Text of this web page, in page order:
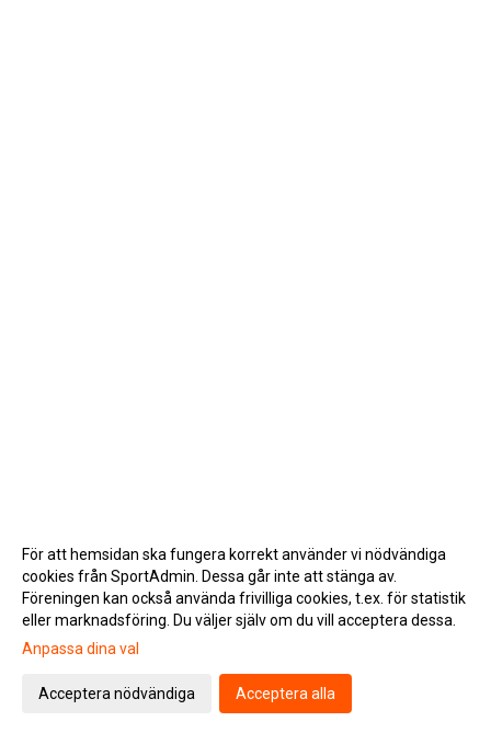
Gå till Webbversion
För att hemsidan ska fungera korrekt använder vi nödvändiga
cookies från SportAdmin. Dessa går inte att stänga av.
Föreningen kan också använda frivilliga cookies, t.ex. för statistik
eller marknadsföring. Du väljer själv om du vill acceptera dessa.
Anpassa dina val
Acceptera nödvändiga Acceptera alla